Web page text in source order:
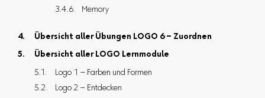
Memory
Übersicht aller Übungen LOGO 6 – Zuordnen
Übersicht aller LOGO Lernmodule
Logo 1 – Farben und Formen
Logo 2 – Entdecken